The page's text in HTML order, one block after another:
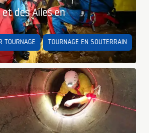
et des Ailes en
TOURNAGE TOURNAGE EN SOUTERRAIN